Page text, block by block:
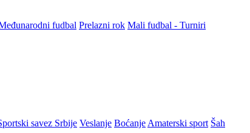
fudbal Prelazni rok Mali fudbal - Turniri
savez Srbije Veslanje Boćanje Amaterski sport Šah